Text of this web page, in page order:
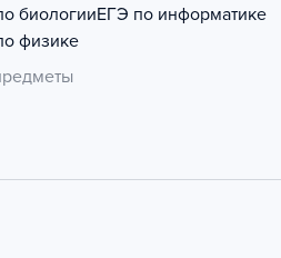
биологииЕГЭ по информатике
физике